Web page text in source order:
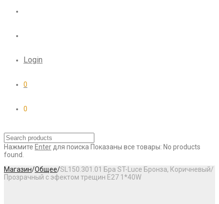
Login
0
0
Нажмите Enter для поиска Показаны все товары: No products
found.
Магазин/Общее/SL150.301.01 Бра ST-Luce Бронза, Коричневый/
Прозрачный с эфектом трещин E27 1*40W